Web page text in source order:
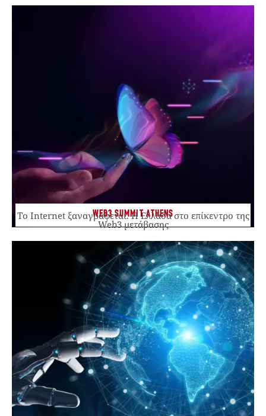
WEB3 SUMMIT ATHENS
Το Internet ξαναγράφεται. Η Ελλάδα στο επίκεντρο της
Web3 μετάβασης